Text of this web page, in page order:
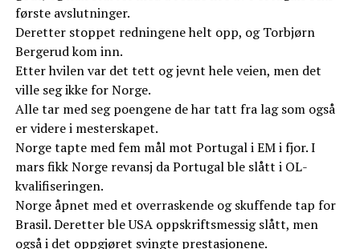
første avslutninger.
Deretter stoppet redningene helt opp, og Torbjørn
Bergerud kom inn.
Etter hvilen var det tett og jevnt hele veien, men det
ville seg ikke for Norge.
Alle tar med seg poengene de har tatt fra lag som også
er videre i mesterskapet.
Norge tapte med fem mål mot Portugal i EM i fjor. I
mars fikk Norge revansj da Portugal ble slått i OL-
kvalifiseringen.
Norge åpnet med et overraskende og skuffende tap for
Brasil. Deretter ble USA oppskriftsmessig slått, men
også i det oppgjøret svingte prestasjonene.